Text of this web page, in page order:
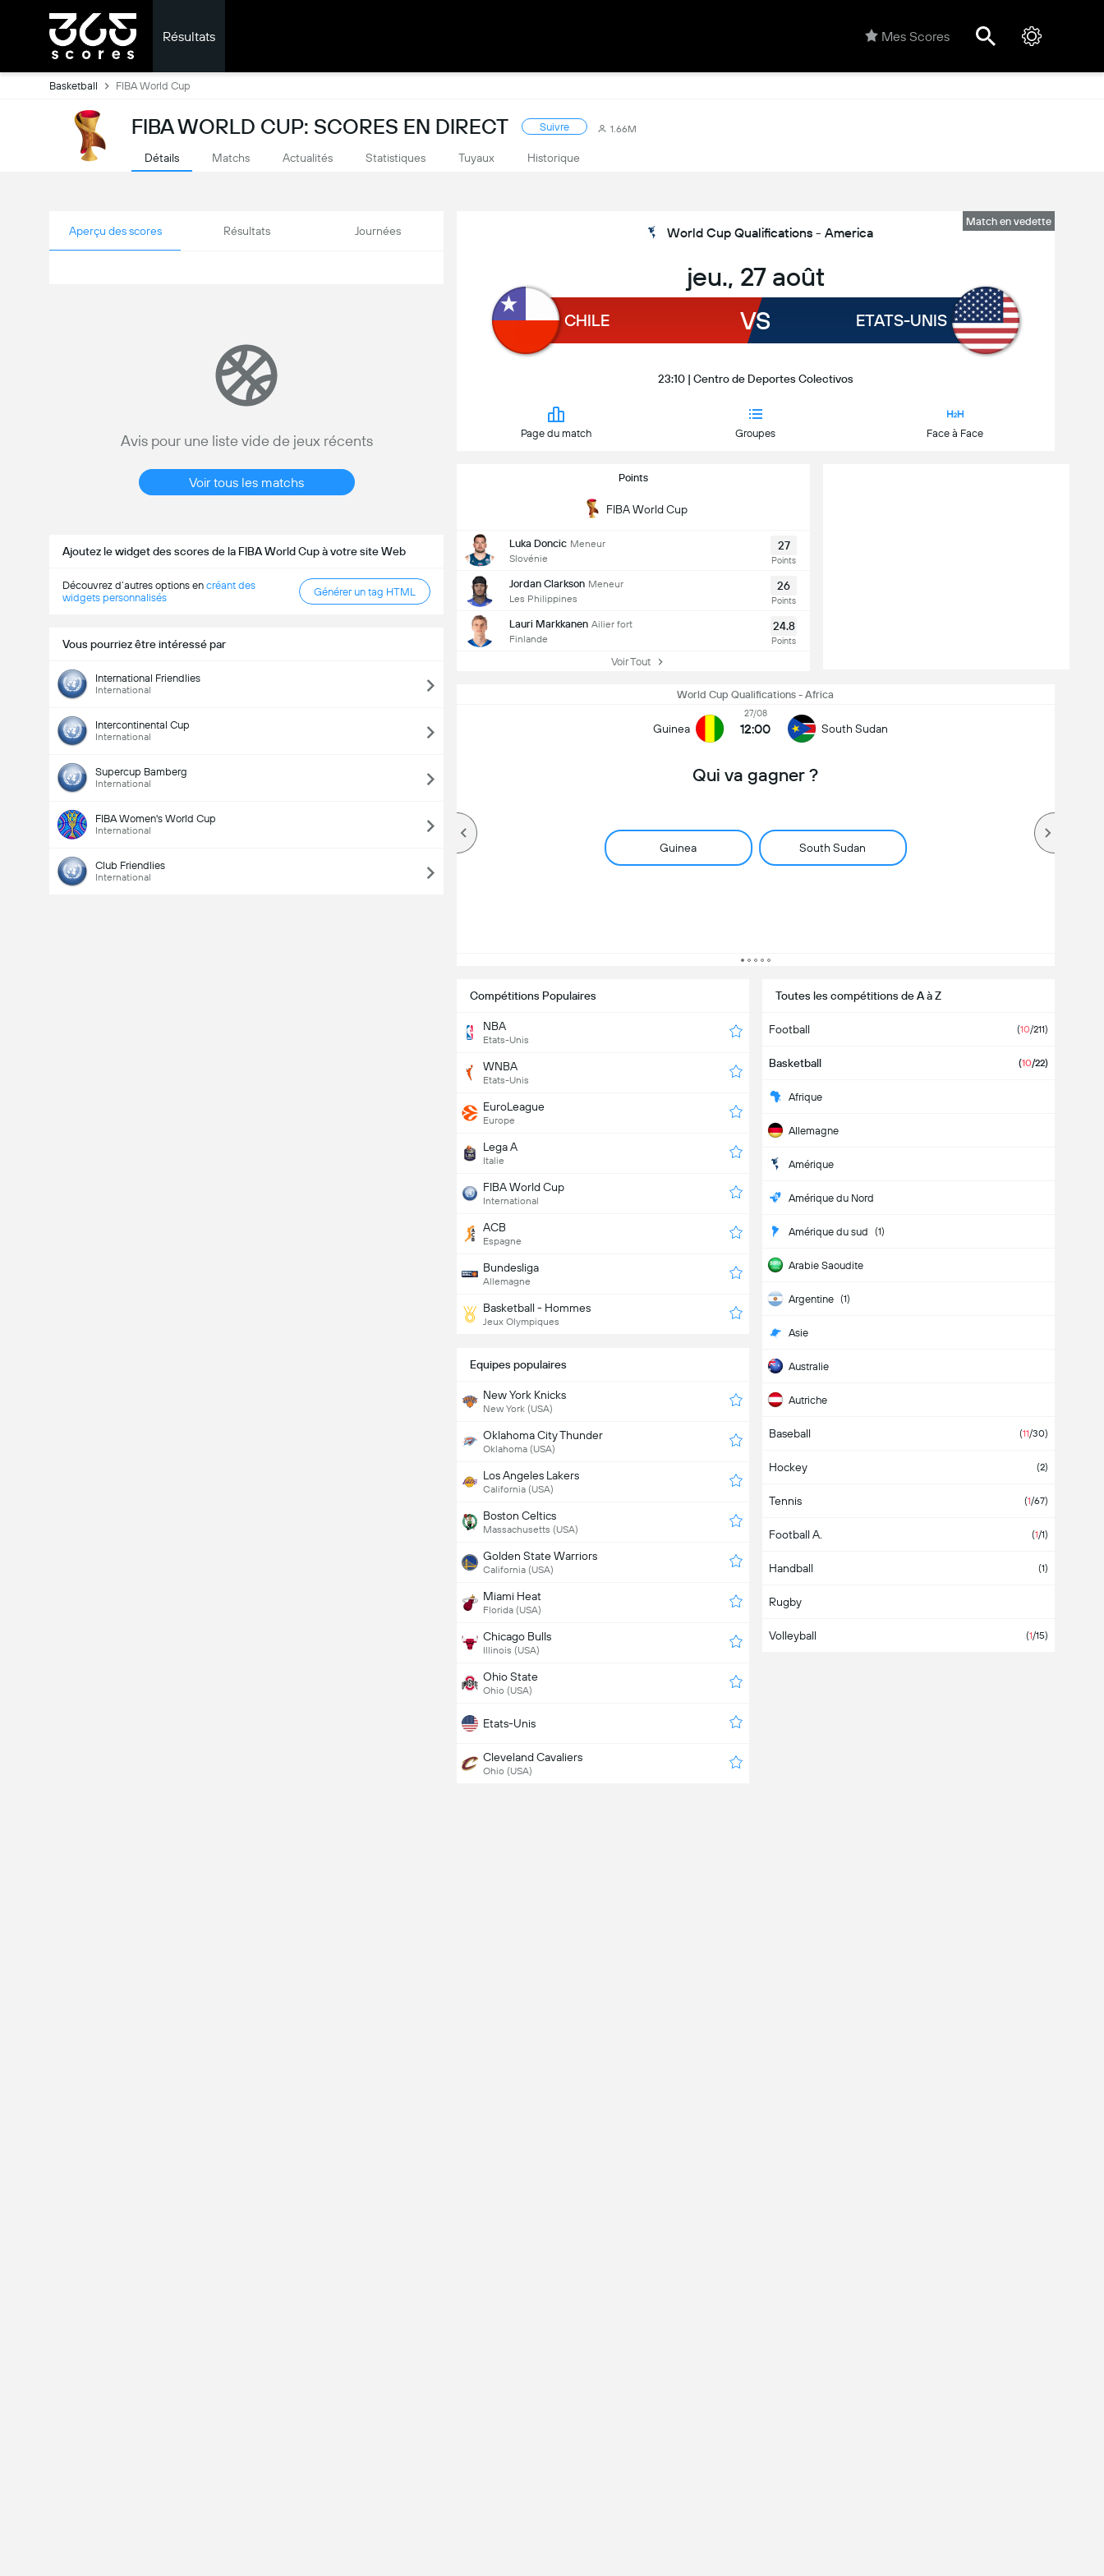
Résultats Mes Scores
Basketball FIBA World Cup
FIBA WORLD CUP: SCORES EN DIRECT Suivre 1.66M
Détails Matchs Actualités Statistiques Tuyaux Historique
Aperçu des scores Résultats Journées
Avis pour une liste vide de jeux récents
Voir tous les matchs
Ajoutez le widget des scores de la FIBA World Cup à votre site Web
Découvrez d’autres options en créant des
widgets personnalisés
Générer un tag HTML
Vous pourriez être intéressé par
International Friendlies
International
Intercontinental Cup
International
Supercup Bamberg
International
FIBA Women's World Cup
International
Club Friendlies
International
Match en vedette
World Cup Qualifications - America
jeu., 27 août
CHILE VS ETATS-UNIS
23:10 | Centro de Deportes Colectivos
Page du match Groupes Face à Face
Points
FIBA World Cup
Luka Doncic Meneur
Slovénie
27
Points
Jordan Clarkson Meneur
Les Philippines
26
Points
Lauri Markkanen Ailier fort
Finlande
24.8
Points
Voir Tout
World Cup Qualifications - Africa
Guinea
27/08
12:00 South Sudan
Qui va gagner ?
Guinea South Sudan
World Cup Qualifications - Africa
Mali 15:30
Qui va gagner ?
Compétitions Populaires
NBA
Etats-Unis
WNBA
Etats-Unis
EuroLeague
Europe
Lega A
Italie
FIBA World Cup
International
ACB
Espagne
Bundesliga
Allemagne
Basketball - Hommes
Jeux Olympiques
Toutes les compétitions de A à Z
Football (10/211)
Basketball (10/22)
Afrique
Allemagne
Amérique
Amérique du Nord
Amérique du sud (1)
Arabie Saoudite
Argentine (1)
Asie
Australie
Autriche
Belgique
Bolivie
Bosnie-Herzégovine
Brésil
Bulgarie
Cameroun
Canada
Baseball (11/30)
Hockey (2)
Tennis (1/67)
Football A. (1/1)
Handball (1)
Rugby
Volleyball (1/15)
Equipes populaires
New York Knicks
New York (USA)
Oklahoma City Thunder
Oklahoma (USA)
Los Angeles Lakers
California (USA)
Boston Celtics
Massachusetts (USA)
Golden State Warriors
California (USA)
Miami Heat
Florida (USA)
Chicago Bulls
Illinois (USA)
Ohio State
Ohio (USA)
Etats-Unis
Cleveland Cavaliers
Ohio (USA)